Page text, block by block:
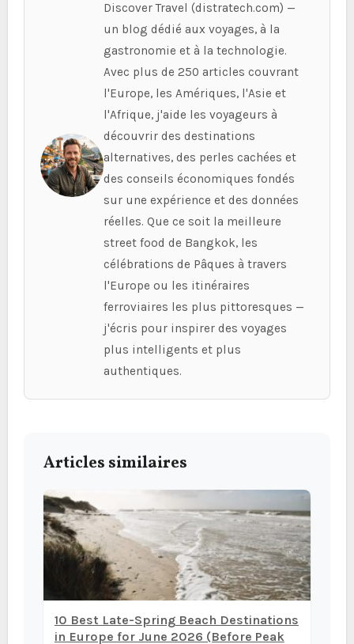
Discover Travel (distratech.com) —
un blog dédié aux voyages, à la
gastronomie et à la technologie.
Avec plus de 250 articles couvrant
l'Europe, les Amériques, l'Asie et
l'Afrique, j'aide les voyageurs à
découvrir des destinations
alternatives, des perles cachées et
des conseils économiques fondés
sur une expérience et des données
réelles. Que ce soit la meilleure
street food de Bangkok, les
célébrations de Pâques à travers
l'Europe ou les itinéraires
ferroviaires les plus pittoresques —
j'écris pour inspirer des voyages
plus intelligents et plus
authentiques.
Articles similaires
10 Best Late-Spring Beach Destinations
in Europe for June 2026 (Before Peak